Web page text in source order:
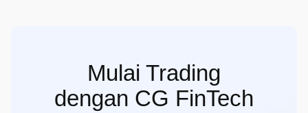
Mulai Trading
dengan CG FinTech